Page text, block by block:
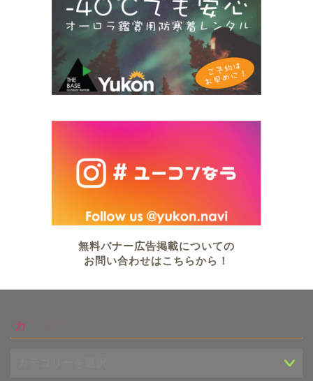
無料バナー広告掲載についての
お問い合わせはこちらから！